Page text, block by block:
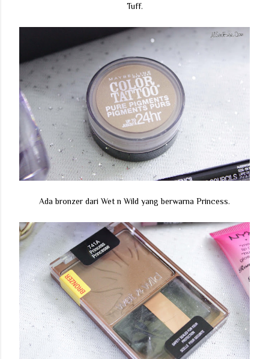
Tuff.
Ada bronzer dari Wet n Wild yang berwarna Princess.